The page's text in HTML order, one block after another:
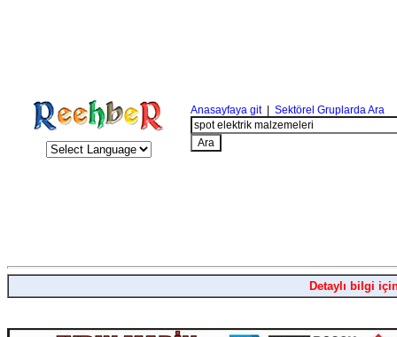
Anasayfaya git| Sektörel Gruplarda Ara
Detaylı bilgi